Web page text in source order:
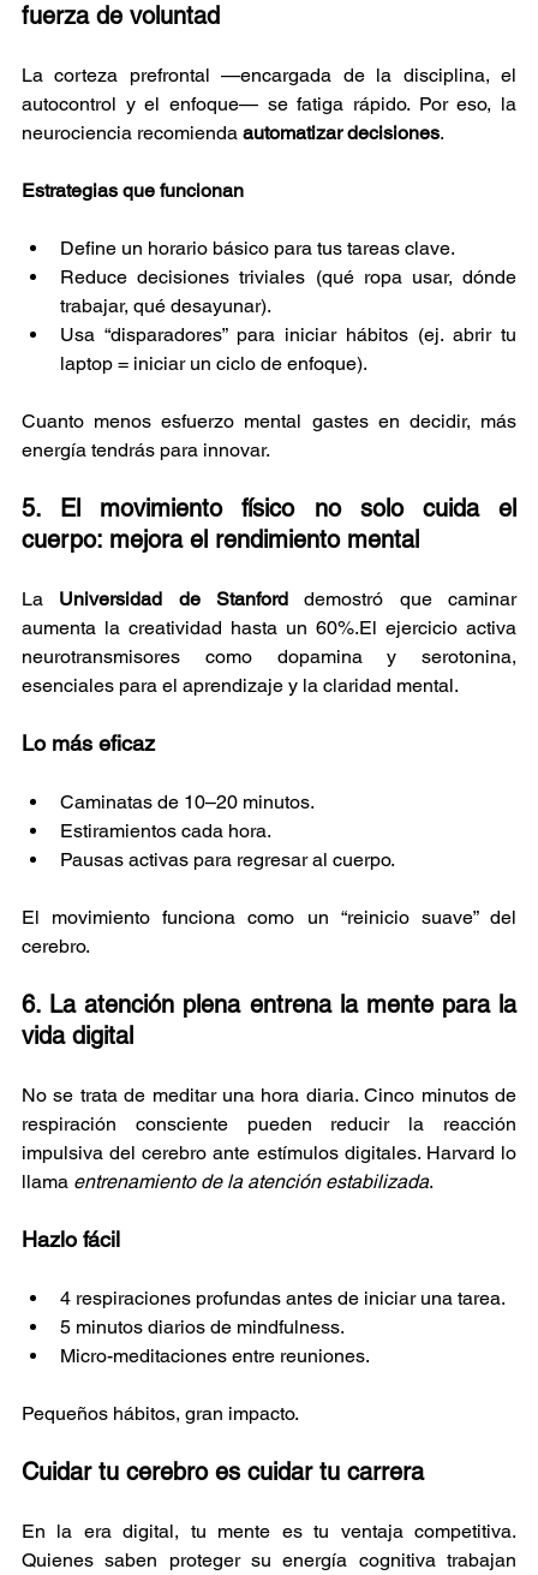
fuerza de voluntad
La corteza prefrontal —encargada de la disciplina, el
autocontrol y el enfoque— se fatiga rápido. Por eso, la
neurociencia recomienda automatizar decisiones.
Estrategias que funcionan
Define un horario básico para tus tareas clave.
Reduce decisiones triviales (qué ropa usar, dónde
trabajar, qué desayunar).
Usa “disparadores” para iniciar hábitos (ej. abrir tu
laptop = iniciar un ciclo de enfoque).
Cuanto menos esfuerzo mental gastes en decidir, más
energía tendrás para innovar.
5. El movimiento físico no solo cuida el
cuerpo: mejora el rendimiento mental
La Universidad de Stanford demostró que caminar
aumenta la creatividad hasta un 60%.El ejercicio activa
neurotransmisores como dopamina y serotonina,
esenciales para el aprendizaje y la claridad mental.
Lo más eficaz
Caminatas de 10–20 minutos.
Estiramientos cada hora.
Pausas activas para regresar al cuerpo.
El movimiento funciona como un “reinicio suave” del
cerebro.
6. La atención plena entrena la mente para la
vida digital
No se trata de meditar una hora diaria. Cinco minutos de
respiración consciente pueden reducir la reacción
impulsiva del cerebro ante estímulos digitales. Harvard lo
llama entrenamiento de la atención estabilizada.
Hazlo fácil
4 respiraciones profundas antes de iniciar una tarea.
5 minutos diarios de mindfulness.
Micro-meditaciones entre reuniones.
Pequeños hábitos, gran impacto.
Cuidar tu cerebro es cuidar tu carrera
En la era digital, tu mente es tu ventaja competitiva.
Quienes saben proteger su energía cognitiva trabajan